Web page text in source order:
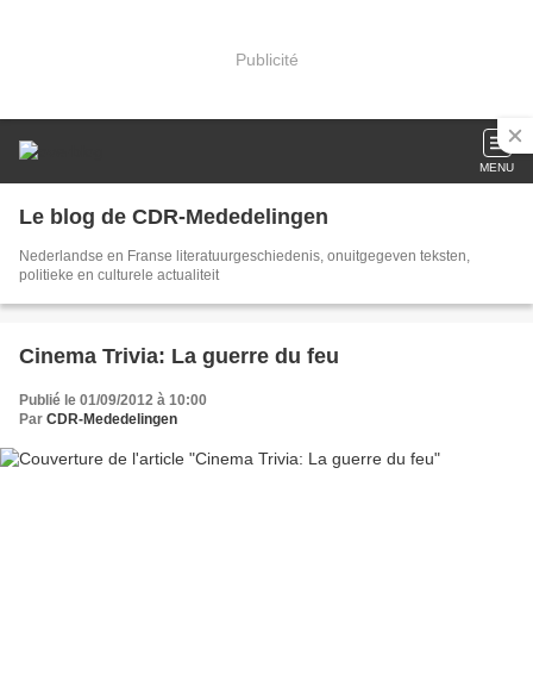
Publicité
MENU
Le blog de CDR-Mededelingen
Nederlandse en Franse literatuurgeschiedenis, onuitgegeven teksten,
politieke en culturele actualiteit
Cinema Trivia: La guerre du feu
Publié le 01/09/2012 à 10:00
Par CDR-Mededelingen